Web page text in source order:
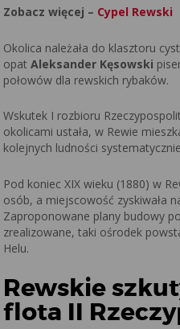
Zobacz więcej – Cypel Rewski
Okolica należała do klasztoru
opatAleksander Kęsowski
połowów dla rewskich rybaków.
Wskutek I rozbioru
okolicami ustała, w Rewie
kolejnych ludności
Pod koniec XIX wieku (1880) w
osób, a miejscowość zyskiwała
Zaproponowane plany budowy
zrealizowane, taki ośrodek
Helu.
Rewskie
flota II